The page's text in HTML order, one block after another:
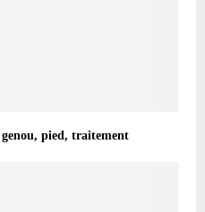
pied, traitement